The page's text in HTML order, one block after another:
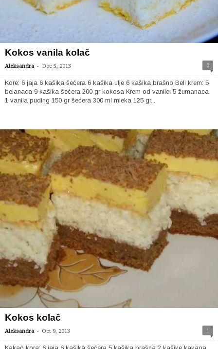
Kokos vanila kolač
Aleksandra - Dec 5, 2013 0
Kore: 6 jaja 6 kašika šećera 6 kašika ulje 6 kašika brašno Beli krem: 5
belanaca 9 kašika šećera 200 gr kokosa Krem od vanile: 5 žumanaca
1 vanila puding 150 gr šećera 300 ml mleka 125 gr...
Kokos kolač
Aleksandra - Oct 9, 2013 1